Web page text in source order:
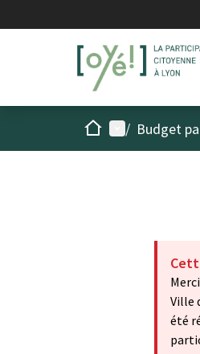
AccueilMenu principal
/ Budget
Ville
été